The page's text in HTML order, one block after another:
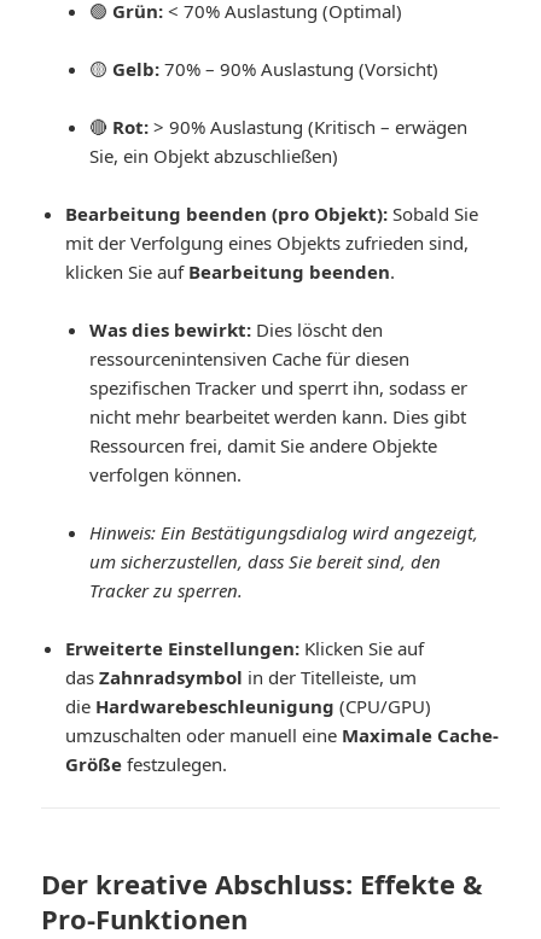
🟢 Grün: < 70% Auslastung (Optimal)
🟡 Gelb: 70% – 90% Auslastung (Vorsicht)
🔴 Rot: > 90% Auslastung (Kritisch – erwägen
Sie, ein Objekt abzuschließen)
Bearbeitung beenden (pro Objekt): Sobald Sie
mit der Verfolgung eines Objekts zufrieden sind,
klicken Sie auf Bearbeitung beenden.
Was dies bewirkt: Dies löscht den
ressourcenintensiven Cache für diesen
spezifischen Tracker und sperrt ihn, sodass er
nicht mehr bearbeitet werden kann. Dies gibt
Ressourcen frei, damit Sie andere Objekte
verfolgen können.
Hinweis: Ein Bestätigungsdialog wird angezeigt,
um sicherzustellen, dass Sie bereit sind, den
Tracker zu sperren.
Erweiterte Einstellungen: Klicken Sie auf
dasZahnradsymbol in der Titelleiste, um
die Hardwarebeschleunigung (CPU/GPU)
umzuschalten oder manuell eine Maximale Cache-
Größe festzulegen.
Der kreative Abschluss: Effekte &
Pro-Funktionen